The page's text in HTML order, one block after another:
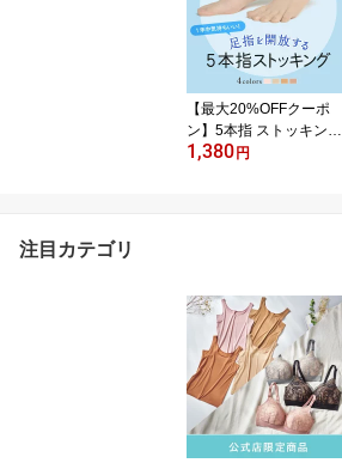
履き 一枚ばき 大きいサ
イズ 夏用 ヒップアップ
下腹 補正 お尻 お腹押さ
え インナー 下着 骨盤ベ
ルト 産後 涼しい アツギ
N88000
【最大20%OFFクーポ
ン】5本指 ストッキング
指 五本指 吸汗加工 制菌
普段使い ムレない アツ
ギ NP1400
1,380円
注目カテゴリ